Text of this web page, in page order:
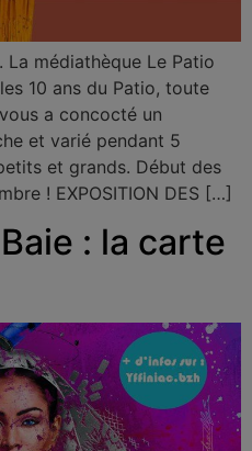
La médiathèque Le Patio
10 ans du Patio, toute
a concocté un
et varié pendant 5
et grands. Début des
! EXPOSITION DES […]
: la carte